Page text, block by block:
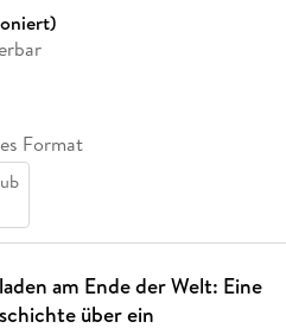
Format
am Ende der Welt: Eine
über ein